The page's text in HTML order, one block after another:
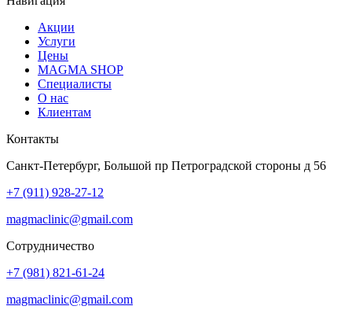
Акции
Услуги
Цены
MAGMA SHOP
Специалисты
О нас
Клиентам
Контакты
Санкт-Петербург, Большой пр Петроградской стороны д 56
+7 (911) 928-27-12
magmaclinic@gmail.com
Сотрудничество
+7 (981) 821-61-24
magmaclinic@gmail.com